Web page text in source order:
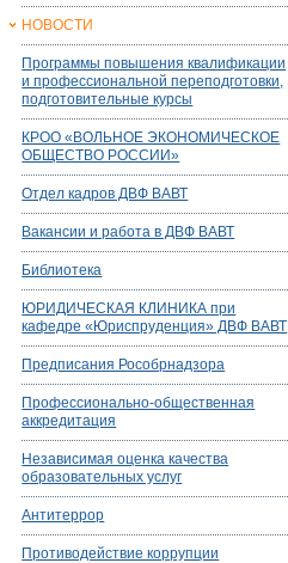
НОВОСТИ
Программы повышения квалификации
и профессиональной переподготовки,
подготовительные курсы
КРОО «ВОЛЬНОЕ ЭКОНОМИЧЕСКОЕ
ОБЩЕСТВО РОССИИ»
Отдел кадров ДВФ ВАВТ
Вакансии и работа в ДВФ ВАВТ
Библиотека
ЮРИДИЧЕСКАЯ КЛИНИКА при
кафедре «Юриспруденция» ДВФ ВАВТ
Предписания Рособрнадзора
Профессионально-общественная
аккредитация
Независимая оценка качества
образовательных услуг
Антитеррор
Противодействие коррупции